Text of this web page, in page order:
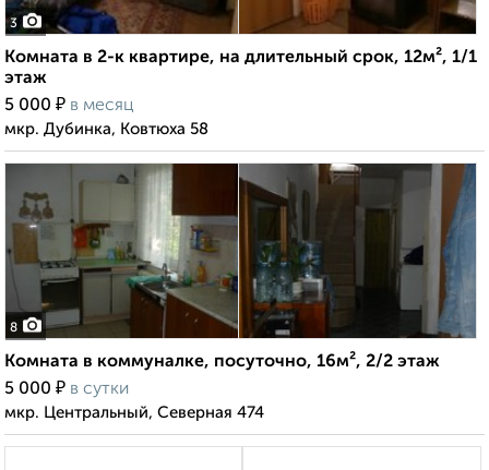
3
Комната в 2-к квартире, на длительный срок, 12м², 1/1
этаж
5 000 ₽ в месяц
мкр. Дубинка, Ковтюха 58
8
Комната в коммуналке, посуточно, 16м², 2/2 этаж
5 000 ₽ в сутки
мкр. Центральный, Северная 474